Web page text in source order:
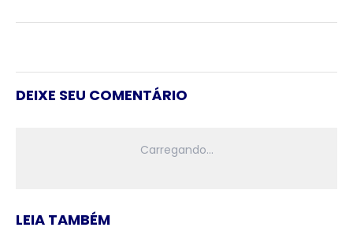
DEIXE SEU COMENTÁRIO
LEIA TAMBÉM